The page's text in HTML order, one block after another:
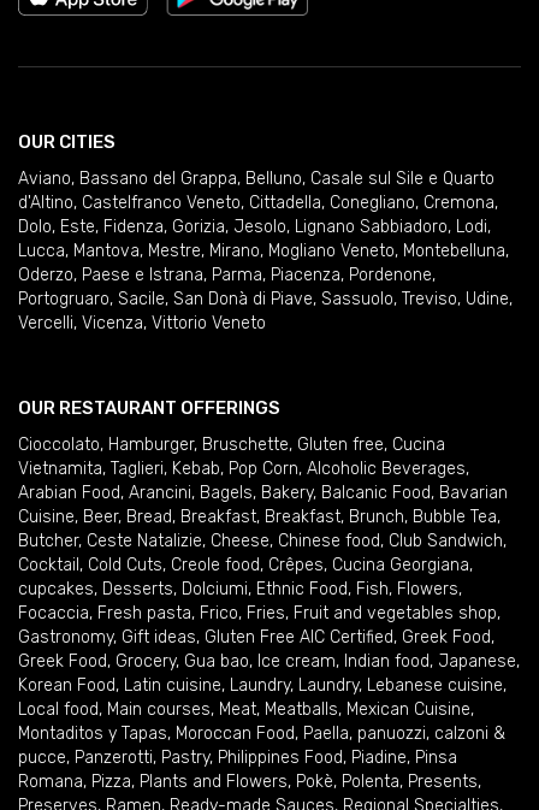
OUR CITIES
Aviano, Bassano del Grappa, Belluno, Casale sul Sile e Quarto
d'Altino, Castelfranco Veneto, Cittadella, Conegliano, Cremona,
Dolo, Este, Fidenza, Gorizia, Jesolo, Lignano Sabbiadoro, Lodi,
Lucca, Mantova, Mestre, Mirano, Mogliano Veneto, Montebelluna,
Oderzo, Paese e Istrana, Parma, Piacenza, Pordenone,
Portogruaro, Sacile, San Donà di Piave, Sassuolo, Treviso, Udine,
Vercelli, Vicenza, Vittorio Veneto
OUR RESTAURANT OFFERINGS
Cioccolato, Hamburger, Bruschette, Gluten free, Cucina
Vietnamita, Taglieri, Kebab, Pop Corn, Alcoholic Beverages,
Arabian Food, Arancini, Bagels, Bakery, Balcanic Food, Bavarian
Cuisine, Beer, Bread, Breakfast, Breakfast, Brunch, Bubble Tea,
Butcher, Ceste Natalizie, Cheese, Chinese food, Club Sandwich,
Cocktail , Cold Cuts, Creole food, Crêpes, Cucina Georgiana,
cupcakes, Desserts, Dolciumi, Ethnic Food, Fish, Flowers,
Focaccia, Fresh pasta, Frico, Fries, Fruit and vegetables shop,
Gastronomy, Gift ideas, Gluten Free AIC Certified, Greek Food,
Greek Food, Grocery, Gua bao, Ice cream, Indian food, Japanese,
Korean Food, Latin cuisine, Laundry, Laundry, Lebanese cuisine,
Local food, Main courses, Meat, Meatballs, Mexican Cuisine,
Montaditos y Tapas, Moroccan Food, Paella, panuozzi, calzoni &
pucce, Panzerotti, Pastry, Philippines Food, Piadine, Pinsa
Romana, Pizza, Plants and Flowers, Pokè, Polenta, Presents,
Preserves, Ramen, Ready-made Sauces, Regional Specialties,